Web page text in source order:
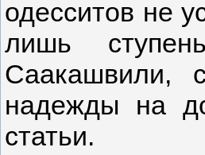
одесситов не
лишь
Саакашвили,
надежды на
статьи.